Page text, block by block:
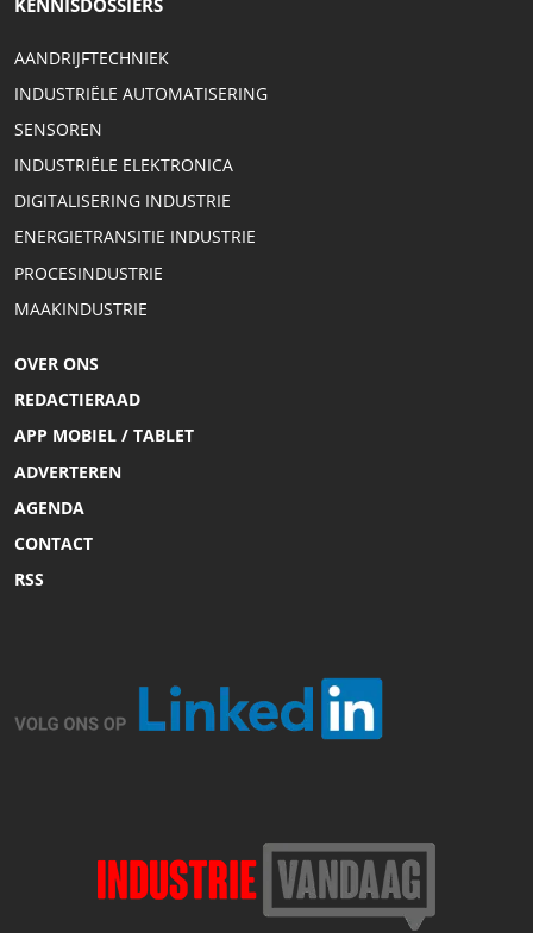
AANDRIJFTECHNIEK
INDUSTRIËLE AUTOMATISERING
SENSOREN
INDUSTRIËLE ELEKTRONICA
DIGITALISERING INDUSTRIE
ENERGIETRANSITIE INDUSTRIE
PROCESINDUSTRIE
MAAKINDUSTRIE
OVER ONS
REDACTIERAAD
APP MOBIEL / TABLET
ADVERTEREN
AGENDA
CONTACT
RSS